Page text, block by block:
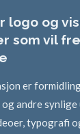
logo og
som vil
er
andre
typografi